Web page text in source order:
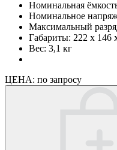
Номинальная
Номинальное
Максимальный
Габариты: 222 х 146
Вес: 3,1 кг
ЦЕНА: по запросу